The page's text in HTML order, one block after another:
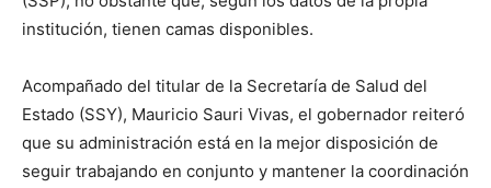
institución, tienen camas disponibles.
Acompañado del titular de la Secretaría de Salud del
Estado (SSY), Mauricio Sauri Vivas, el gobernador reiteró
que su administración está en la mejor disposición de
seguir trabajando en conjunto y mantener la coordinación